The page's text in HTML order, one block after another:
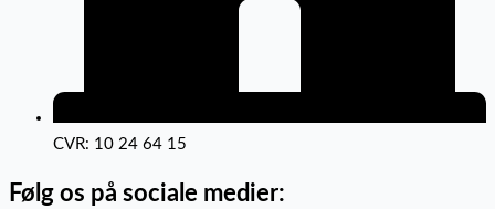
CVR: 10 24 64 15
Følg os på sociale medier: